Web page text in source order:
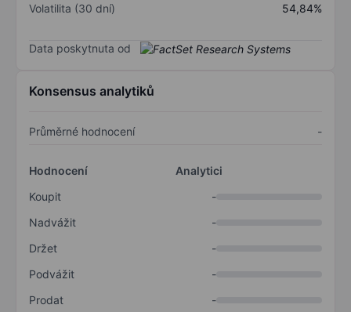
Volatilita (30 dní)
54,84%
Data poskytnuta od
Konsensus analytiků
Průměrné hodnocení -
Hodnocení
Analytici
Koupit
-
Nadvážit
-
Držet
-
Podvážit
-
Prodat
-